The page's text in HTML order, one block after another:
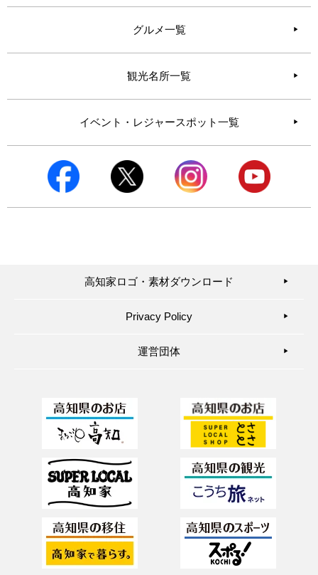
グルメ一覧
観光名所一覧
イベント・レジャースポット一覧
高知家ロゴ・素材ダウンロード ▶︎
Privacy Policy ▶︎
運営団体 ▶︎